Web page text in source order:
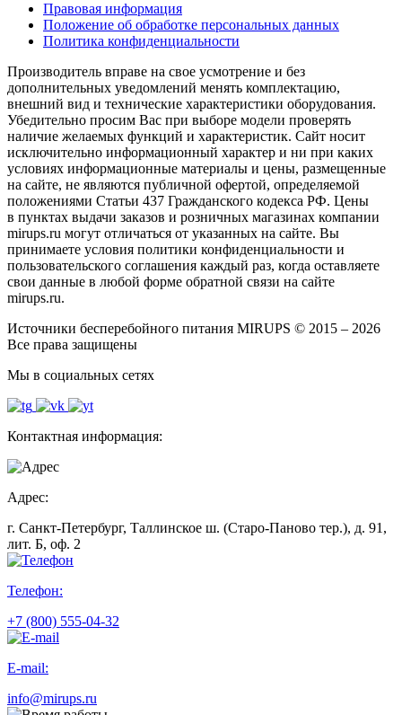
Правовая информация
Положение об обработке персональных данных
Политика конфиденциальности
Производитель вправе на свое усмотрение и без
дополнительных уведомлений менять комплектацию,
внешний вид и технические характеристики оборудования.
Убедительно просим Вас при выборе модели проверять
наличие желаемых функций и характеристик. Сайт носит
исключительно информационный характер и ни при каких
условиях информационные материалы и цены, размещенные
на сайте, не являются публичной офертой, определяемой
положениями Статьи 437 Гражданского кодекса РФ. Цены
в пунктах выдачи заказов и розничных магазинах компании
mirups.ru могут отличаться от указанных на сайте. Вы
принимаете условия политики конфиденциальности и
пользовательского соглашения каждый раз, когда оставляете
свои данные в любой форме обратной связи на сайте
mirups.ru.
Источники бесперебойного питания MIRUPS © 2015 – 2026
Все права защищены
Мы в социальных сетях
Контактная информация:
Адрес:
г. Санкт-Петербург, Таллинское ш. (Старо-Паново тер.), д. 91,
лит. Б, оф. 2
Телефон:
+7 (800) 555-04-32
E-mail:
info@mirups.ru